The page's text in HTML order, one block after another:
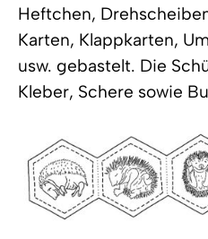
Heftchen,
Karten, Klappkarten,
usw. gebastelt. Die
Kleber, Schere sowie